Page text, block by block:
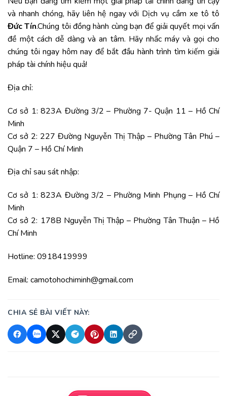
và nhanh chóng, hãy liên hệ ngay với Dịch vụ cầm xe tô tô
Đức Tín.Chúng tôi đồng hành cùng bạn để giải quyết mọi vấn
đề một cách dễ dàng và an tâm. Hãy nhấc máy và gọi cho
chúng tôi ngay hôm nay để bắt đầu hành trình tìm kiếm giải
pháp tài chính hiệu quả!
Địa chỉ:
Cơ sở 1: 823A Đường 3/2 – Phường 7- Quận 11 – Hồ Chí
Minh
Cơ sở 2: 227 Đường Nguyễn Thị Thập – Phường Tân Phú –
Quận 7 – Hồ Chí Minh
Địa chỉ sau sát nhập:
Cơ sở 1: 823A Đường 3/2 – Phường Minh Phụng – Hồ Chí
Minh
Cơ sở 2: 178B Nguyễn Thị Thập – Phường Tân Thuận – Hồ
Chí Minh
Hotline: 0918419999
Email: camotohochiminh@gmail.com
CHIA SẺ BÀI VIẾT NÀY: